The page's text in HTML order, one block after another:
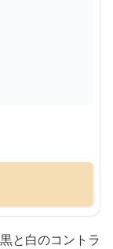
と白のコントラ